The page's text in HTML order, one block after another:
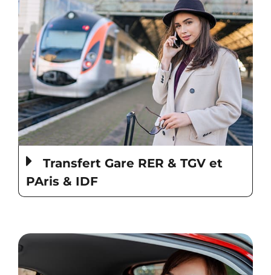
Transfert Gare RER & TGV et
PAris & IDF